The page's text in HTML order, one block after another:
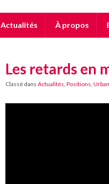
Actualités À propos
Les retards en
Classé dans Actualités Positions